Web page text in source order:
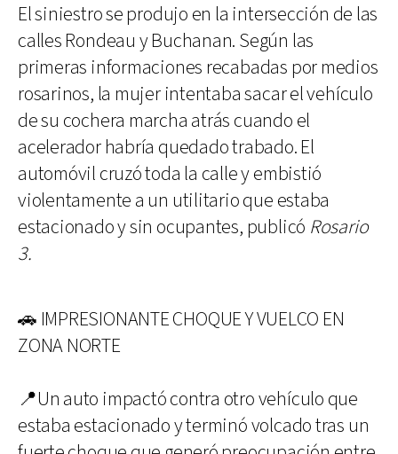
El siniestro se produjo en la intersección de las
calles Rondeau y Buchanan. Según las
primeras informaciones recabadas por medios
rosarinos, la mujer intentaba sacar el vehículo
de su cochera marcha atrás cuando el
acelerador habría quedado trabado. El
automóvil cruzó toda la calle y embistió
violentamente a un utilitario que estaba
estacionado y sin ocupantes, publicó Rosario
3.
🚗 IMPRESIONANTE CHOQUE Y VUELCO EN
ZONA NORTE
📍Un auto impactó contra otro vehículo que
estaba estacionado y terminó volcado tras un